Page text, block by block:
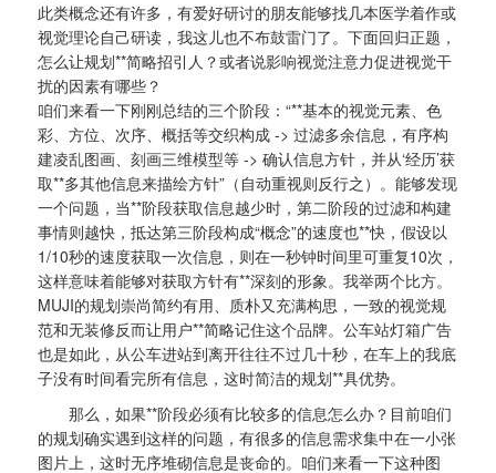
此类概念还有许多，有爱好研讨的朋友能够找几本医学着作或
视觉理论自己研读，我这儿也不布鼓雷门了。下面回归正题，
怎么让规划**简略招引人？或者说影响视觉注意力促进视觉干
扰的因素有哪些？
咱们来看一下刚刚总结的三个阶段：“**基本的视觉元素、色
彩、方位、次序、概括等交织构成 -> 过滤多余信息，有序构
建凌乱图画、刻画三维模型等 -> 确认信息方针，并从‘经历’获
取**多其他信息来描绘方针”（自动重视则反行之）。能够发现
一个问题，当**阶段获取信息越少时，第二阶段的过滤和构建
事情则越快，抵达第三阶段构成“概念”的速度也**快，假设以
1/10秒的速度获取一次信息，则在一秒钟时间里可重复10次，
这样意味着能够对获取方针有**深刻的形象。我举两个比方。
MUJI的规划崇尚简约有用、质朴又充满构思，一致的视觉规
范和无装修反而让用户**简略记住这个品牌。公车站灯箱广告
也是如此，从公车进站到离开往往不过几十秒，在车上的我底
子没有时间看完所有信息，这时简洁的规划**具优势。
那么，如果**阶段必须有比较多的信息怎么办？目前咱们
的规划确实遇到这样的问题，有很多的信息需求集中在一小张
图片上，这时无序堆砌信息是丧命的。咱们来看一下这种图